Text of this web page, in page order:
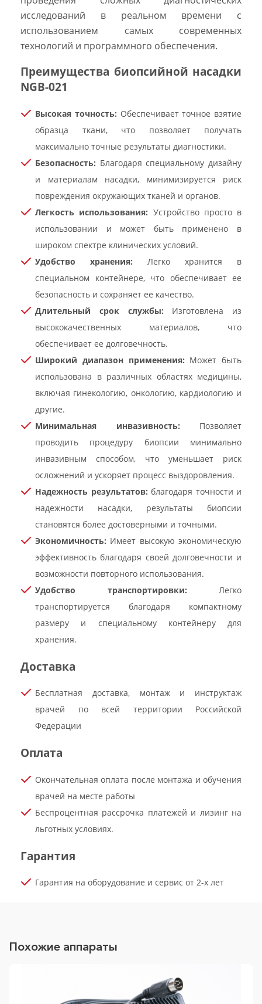
исследований в реальном времени с
использованием самых современных
технологий и программного обеспечения.
Преимущества биопсийной насадки
NGB-021
Высокая точность: Обеспечивает точное взятие
образца ткани, что позволяет получать
максимально точные результаты диагностики.
Безопасность: Благодаря специальному дизайну
и материалам насадки, минимизируется риск
повреждения окружающих тканей и органов.
Легкость использования: Устройство просто в
использовании и может быть применено в
широком спектре клинических условий.
Удобство хранения: Легко хранится в
специальном контейнере, что обеспечивает ее
безопасность и сохраняет ее качество.
Длительный срок службы: Изготовлена из
высококачественных материалов, что
обеспечивает ее долговечность.
Широкий диапазон применения: Может быть
использована в различных областях медицины,
включая гинекологию, онкологию, кардиологию и
другие.
Минимальная инвазивность: Позволяет
проводить процедуру биопсии минимально
инвазивным способом, что уменьшает риск
осложнений и ускоряет процесс выздоровления.
Надежность результатов: благодаря точности и
надежности насадки, результаты биопсии
становятся более достоверными и точными.
Экономичность: Имеет высокую экономическую
эффективность благодаря своей долговечности и
возможности повторного использования.
Удобство транспортировки: Легко
транспортируется благодаря компактному
размеру и специальному контейнеру для
хранения.
Доставка
Бесплатная доставка, монтаж и инструктаж
врачей по всей территории Российской
Федерации
Оплата
Окончательная оплата после монтажа и обучения
врачей на месте работы
Беспроцентная рассрочка платежей и лизинг на
льготных условиях.
Гарантия
Гарантия на оборудование и сервис от 2-х лет
Похожие аппараты